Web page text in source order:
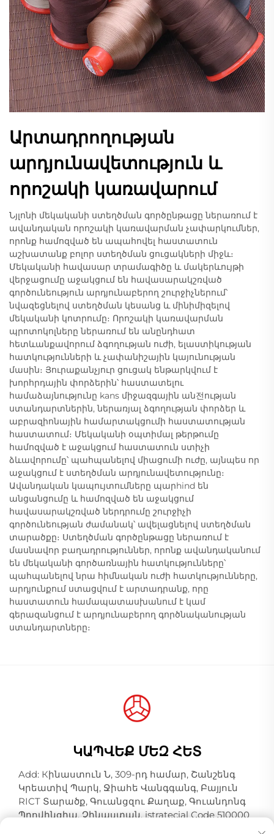
Արտադրողության
արդյունավետություն և
որոշակի կառավարում
Նյլոնի մեկականի ստեղծման գործընթացը ներառում է
ավանդական որոշակի կառավարման չափարկումներ,
որոնք համոզված են ապահովել հաստատուն
աշխատանք բոլոր ստեղծման ցուցակների միջև։
Մեկականի հավասար տրամագիծը և մակերևույթի
վերջացումը աջակցում են հավասարակշռված
գործունեություն արդյունաբերող շուրջիչներում՝
նվազեցնելով ստեղծման կեսանց և մինիմիզելով
մեկականի կոտրումը։ Որոշակի կառավարման
պրոտոկոլները ներառում են անընդհատ
հետևանքավորում ձգողության ուժի, ելաստիկության
հատկությունների և չափանիշային կայունության
մասին։ Յուրաքանչյուր ցուցակ ենթարկվում է
խորհրդային փորձերին՝ հաստատելու
համաձայնությունը kans միջազգային ան전ության
ստանդարտներին, ներառյալ ձգողության փորձեր և
աբրազիոնային համարտակցումի հաստատության
հաստատում։ Մեկականի օպտիմալ թերթումը
համոզված է աջակցում հաստատուն ստիչի
ձևավորումը՝ պահպանելով միացումի ուժը, այնպես որ
աջակցում է ստեղծման արդյունավետությունը։
Ավանդական կապույտումները պարhind են
անցանցումը և համոզված են աջակցում
հավասարակշռված ներդրումը շուրջիչի
գործունեության ժամանակ՝ ավելացնելով ստեղծման
տարածքը։ Ստեղծման գործընթացը ներառում է
մասնավոր բաղադրություններ, որոնք ավանդականում
են մեկականի գործառնային հատկությունները՝
պահպանելով նրա հիմնական ուժի հատկությունները,
արդյունքում ստացվում է արտադրանք, որը
հաստատուն համապատասխանում է կամ
գերազանցում է արդյունաբերող գործնականության
ստանդարտները։
ԿԱՊՎԵՔ ՄԵԶ ՀԵՏ
Add: Кինաստուն Ն, 309-րդ համար, Շանշենգ
Կրեատիվ Պարկ, Ջիահե Վանգգանգ, Բայյուն
RICT Տարածք, Գուանցզու Քաղաք, Գուանդոնգ
Պրովինցիա, Չինաստան, istratecial Code 510000